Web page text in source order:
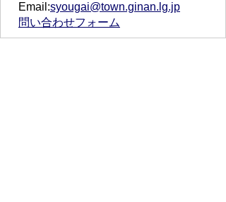
Email:syougai@town.ginan.lg.jp
問い合わせフォーム